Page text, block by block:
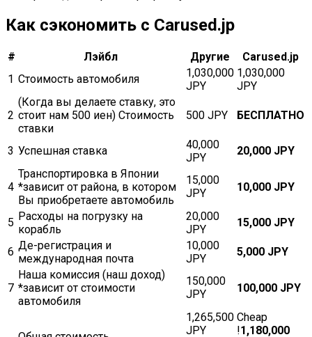
Как сэкономить с Carused.jp
# Лэйбл Другие
Carused.jp
1 Стоимость автомобиля
1,030,000
JPY
1,030,000
JPY
2
(Когда вы делаете ставку, это
стоит нам 500 иен) Стоимость
ставки
500 JPY БЕСПЛАТНО
3 Успешная ставка
40,000
JPY
20,000 JPY
4
Транспортировка в Японии
*зависит от района, в котором
Вы приобретаете автомобиль
15,000
JPY
10,000 JPY
5 Расходы на погрузку на
корабль
20,000
JPY
15,000 JPY
6 Де-регистрация и
международная почта
10,000
JPY
5,000 JPY
7
Наша комиссия (наш доход)
*зависит от стоимости
автомобиля
150,000
JPY
100,000 JPY
1,265,500
JPY
Cheap
!1,180,000